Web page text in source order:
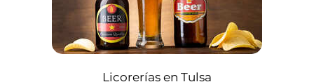
Licorerías en Tulsa